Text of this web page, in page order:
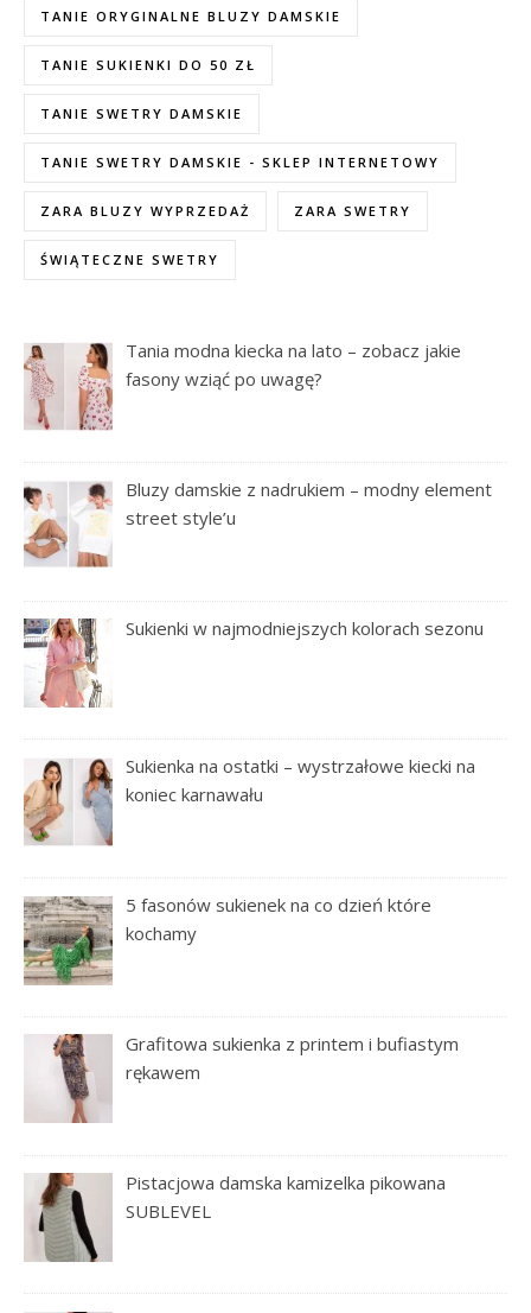
TANIE ORYGINALNE BLUZY DAMSKIE
TANIE SUKIENKI DO 50 ZŁ
TANIE SWETRY DAMSKIE
TANIE SWETRY DAMSKIE - SKLEP INTERNETOWY
ZARA BLUZY WYPRZEDAŻ ZARA SWETRY
ŚWIĄTECZNE SWETRY
Tania modna kiecka na lato – zobacz jakie
fasony wziąć po uwagę?
Bluzy damskie z nadrukiem – modny element
street style’u
Sukienki w najmodniejszych kolorach sezonu
Sukienka na ostatki – wystrzałowe kiecki na
koniec karnawału
5 fasonów sukienek na co dzień które
kochamy
Grafitowa sukienka z printem i bufiastym
rękawem
Pistacjowa damska kamizelka pikowana
SUBLEVEL